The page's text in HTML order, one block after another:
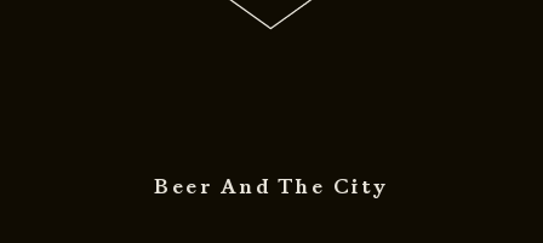
Beer And The City